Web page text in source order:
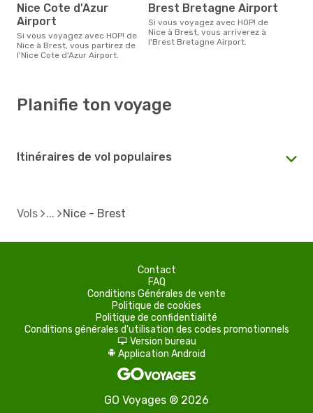
Nice Cote d'Azur
Airport
Si vous voyagez avec HOP! de
Nice à Brest, vous partirez de
l'Nice Cote d'Azur Airport.
Brest Bretagne Airport
Si vous voyagez avec HOP! de
Nice à Brest, vous arriverez à
l'Brest Bretagne Airport.
Planifie ton voyage
Itinéraires de vol populaires
Vols Nice - Brest
Contact
FAQ
Conditions Générales de vente
Politique de cookies
Politique de confidentialité
Conditions générales d'utilisation des codes promotionnels
d Version bureau
A Application Android
GO Voyages ® 2026